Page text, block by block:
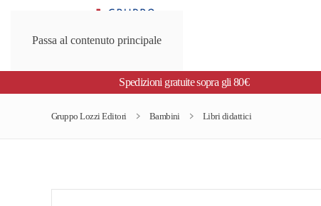
Passa al contenuto principale
Spedizioni gratuite sopra gli 80€
Gruppo Lozzi Editori Bambini Libri didattici